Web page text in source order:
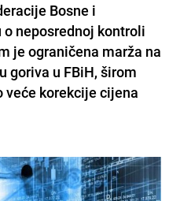
Bosne i
neposrednoj kontroli
je ograničena marža na
goriva u FBiH, širom
veće korekcije cijena